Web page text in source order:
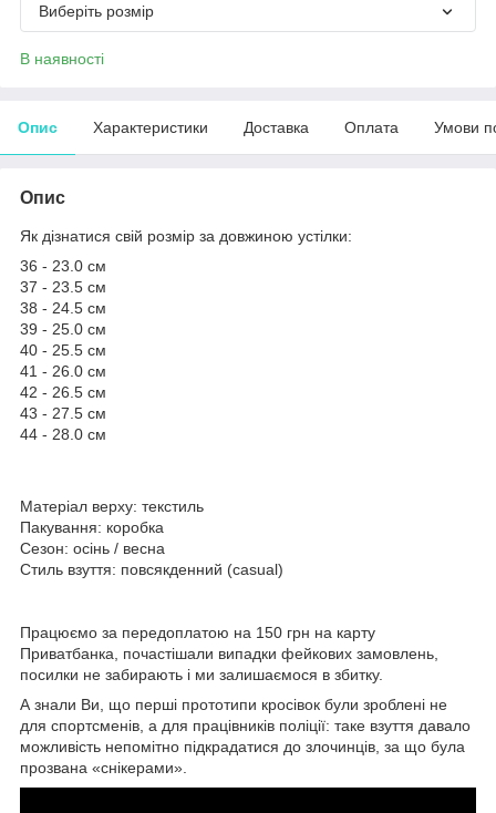
Виберіть розмір
В наявності
Опис Характеристики Доставка Оплата Умови
Опис
Як дізнатися свій розмір за довжиною устілки:
36 - 23.0 см
37 - 23.5 см
38 - 24.5 см
39 - 25.0 см
40 - 25.5 см
41 - 26.0 см
42 - 26.5 см
43 - 27.5 см
44 - 28.0 см
Матеріал верху: текстиль
Пакування: коробка
Сезон: осінь / весна
Стиль взуття: повсякденний (casual)
Працюємо за передоплатою на 150 грн на карту
Приватбанка, почастішали випадки фейкових замовлень,
посилки не забирають і ми залишаємося в збитку.
А знали Ви, що перші прототипи кросівок були зроблені не
для спортсменів, а для працівників поліції: таке взуття давало
можливість непомітно підкрадатися до злочинців, за що була
прозвана «снікерами».